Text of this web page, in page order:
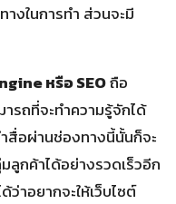
งในการทำ ส่วนจะมี
หรือ SEOถือ
ารถที่จะทำความรู้จักได้
สื่อผ่านช่องทางนี้นั้นก็จะ
ลูกค้าได้อย่างรวดเร็วอีก
ว่าอยากจะให้เว็บไซต์